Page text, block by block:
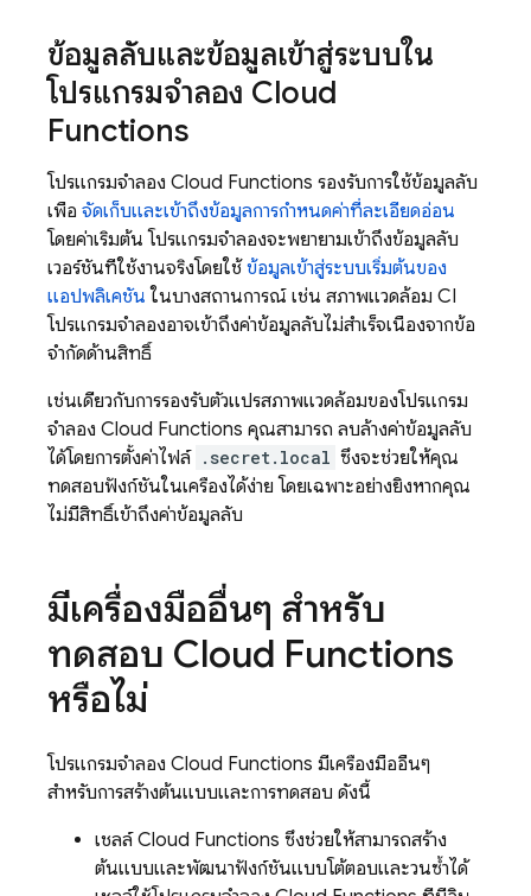
ข้อมูลลับและข้อมูลเข้าสู่ระบบใน
โปรแกรมจำลอง Cloud
Functions
โปรแกรมจำลอง Cloud Functions รองรับการใช้ข้อมูลลับ
เพื่อ จัดเก็บและเข้าถึงข้อมูลการกำหนดค่าที่ละเอียดอ่อน
โดยค่าเริ่มต้น โปรแกรมจำลองจะพยายามเข้าถึงข้อมูลลับ
เวอร์ชันที่ใช้งานจริงโดยใช้ ข้อมูลเข้าสู่ระบบเริ่มต้นของ
แอปพลิเคชัน ในบางสถานการณ์ เช่น สภาพแวดล้อม CI
โปรแกรมจำลองอาจเข้าถึงค่าข้อมูลลับไม่สำเร็จเนื่องจากข้อ
จำกัดด้านสิทธิ์
เช่นเดียวกับการรองรับตัวแปรสภาพแวดล้อมของโปรแกรม
จำลอง Cloud Functions คุณสามารถ ลบล้างค่าข้อมูลลับ
ได้โดยการตั้งค่าไฟล์ .secret.local ซึ่งจะช่วยให้คุณ
ทดสอบฟังก์ชันในเครื่องได้ง่าย โดยเฉพาะอย่างยิ่งหากคุณ
ไม่มีสิทธิ์เข้าถึงค่าข้อมูลลับ
มีเครื่องมืออื่นๆ สำหรับ
ทดสอบ Cloud Functions
หรือไม่
โปรแกรมจำลอง Cloud Functions มีเครื่องมืออื่นๆ
สำหรับการสร้างต้นแบบและการทดสอบ ดังนี้
เชลล์ Cloud Functions ซึ่งช่วยให้สามารถสร้าง
ต้นแบบและพัฒนาฟังก์ชันแบบโต้ตอบและวนซ้ำได้